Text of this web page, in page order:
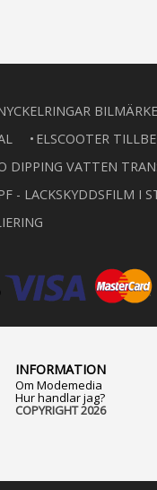
ELSCOOTER
DIPPING VATTEN
- LACKSKYDDSFILM I
INFORMATION
Om Modemedia
Hur handlar jag?
COPYRIGHT 2026